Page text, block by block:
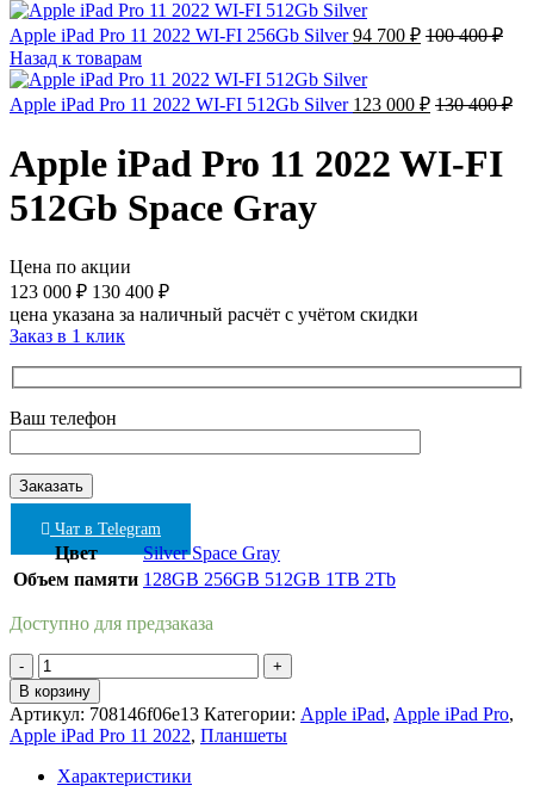
Apple iPad Pro 11 2022 WI-FI 256Gb Silver94 700 ₽ 100 400₽
Назад к товарам
Apple iPad Pro 11 2022 WI-FI 512Gb Silver 123 000 ₽ 130 400₽
Apple iPad Pro 11 2022 WI-FI
512Gb Space Gray
Цена по акции
123 000 ₽ 130 400 ₽
цена указана за наличный расчёт с учётом скидки
Заказ в 1 клик
Ваш телефон
Чат в Telegram
Цвет SilverSpace Gray
Объем памяти 128GB 256GB 512GB 1TB 2Tb
Доступно для предзаказа
Количество
товара
Apple
iPad
Pro
11
В корзину
Артикул: 708146f06e13 Категории: Apple iPad, Apple iPad Pro,
Apple iPad Pro 11 2022, Планшеты
Характеристики